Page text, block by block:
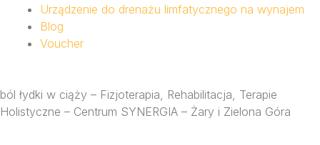
Urządzenie do drenażu limfatycznego na wynajem
Blog
Voucher
ból łydki w ciąży – Fizjoterapia, Rehabilitacja, Terapie
Holistyczne – Centrum SYNERGIA – Żary i Zielona Góra